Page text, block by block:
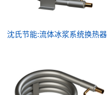
沈氏节能:流体冰浆系统换热器